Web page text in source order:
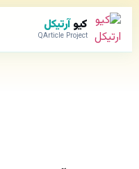
کیوآرتیکل
QArticle Project